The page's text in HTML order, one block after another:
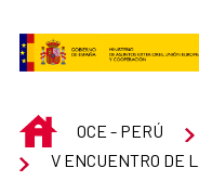
INICIOOCE - PERÚ